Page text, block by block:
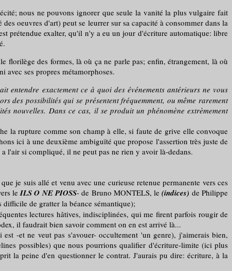
nous ne pouvons ignorer que seule la vanité la plus vulgaire fait
oeuvres d'art) peut se leurrer sur sa capacité à consommer dans la
prétendue exalter, qu'il n'y a eu un jour d'écriture automatique: libre
florilège des formes, là où ça ne parle pas; enfin, étrangement, là où
avec ses propres métamorphoses.
entendre exactement ce à quoi des événements antérieurs ne vous
des possibilités qui se présentent fréquemment, ou même rarement
nouvelles. Dans ce cas, il se produit un phénomène extrèmement
la rupture comme son champ à elle, si faute de grive elle convoque
ici à une deuxième ambiguïté que propose l'assertion très juste de
l'air si compliqué, il ne peut pas ne rien y avoir là-dedans.
je suis allé et venu avec une curieuse retenue permanente vers ces
leILS O NE PIOSS- de Bruno MONTELS, le(indices) de Philippe
de gratter la béance sémantique);
lectures hâtives, indisciplinées, qui me firent parfois rougir de
il faudrait bien savoir comment on en est arrivé là...
et ne veut pas s'avouer- occultement 'un genre), j'aimerais bien,
possibles) que nous pourrions qualifier d'écriture-limite (ici plus
la peine d'en questionner le contrat. J'aurais pu dire: écriture, à la